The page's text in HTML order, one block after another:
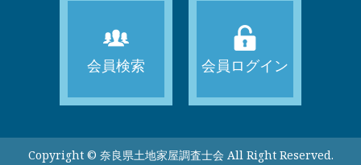
会員検索 会員ログイン
Copyright © 奈良県土地家屋調査士会 All Right Reserved.